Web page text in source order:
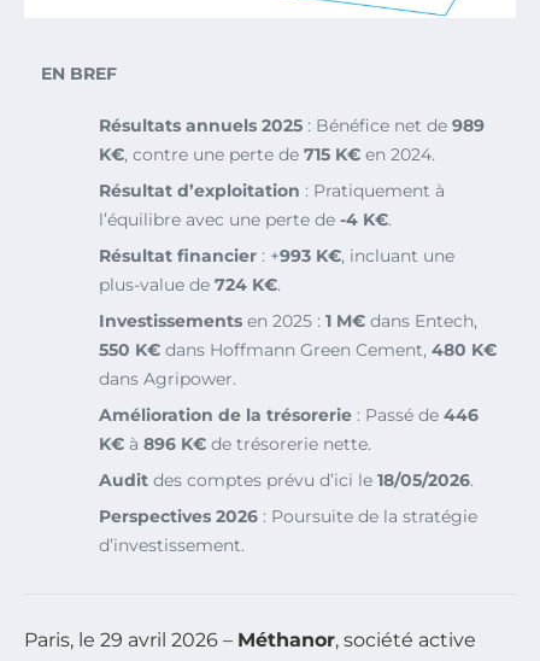
EN BREF
Résultats annuels 2025 : Bénéfice net de 989
K€, contre une perte de 715 K€ en 2024.
Résultat d’exploitation : Pratiquement à
l’équilibre avec une perte de -4 K€.
Résultat financier : +993 K€, incluant une
plus-value de 724 K€.
Investissements en 2025 : 1 M€ dans Entech,
550 K€ dans Hoffmann Green Cement, 480 K€
dans Agripower.
Amélioration de la trésorerie : Passé de 446
K€ à 896 K€ de trésorerie nette.
Audit des comptes prévu d’ici le 18/05/2026.
Perspectives 2026 : Poursuite de la stratégie
d’investissement.
Paris, le 29 avril 2026 – Méthanor, société active